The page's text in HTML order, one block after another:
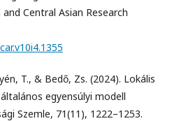
Central Asian Research
T., & Bedő, Zs. (2024). Lokális
egyensúlyi modell
Szemle, 71(11), 1222–1253.